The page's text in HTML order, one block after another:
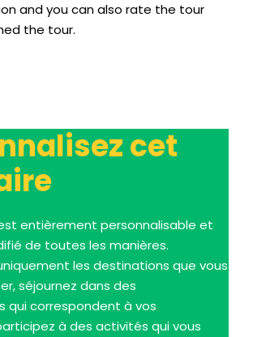
and you can also rate the tour
the tour.
cet
entièrement personnalisable et
de toutes les manières.
les destinations que vous
séjournez dans des
qui correspondent à vos
à des activités qui vous